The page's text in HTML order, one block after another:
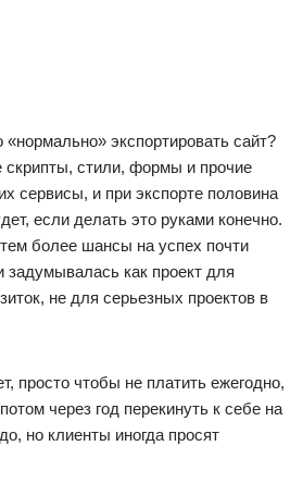
экспортировать сайт?
стили, формы и прочие
сервисы, и при экспорте половина
если делать это руками конечно.
более шансы на успех почти
как проект для
не для серьезных проектов в
просто чтобы не платить ежегодно,
через год перекинуть к себе на
но клиенты иногда просят